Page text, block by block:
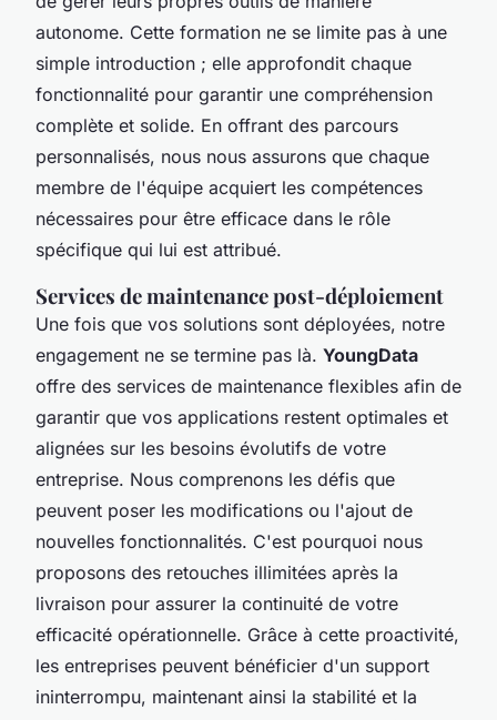
autonome. Cette formation ne se limite pas à une
simple introduction ; elle approfondit chaque
fonctionnalité pour garantir une compréhension
complète et solide. En offrant des parcours
personnalisés, nous nous assurons que chaque
membre de l'équipe acquiert les compétences
nécessaires pour être efficace dans le rôle
spécifique qui lui est attribué.
Services de maintenance post-déploiement
Une fois que vos solutions sont déployées, notre
engagement ne se termine pas là. YoungData
offre des services de maintenance flexibles afin de
garantir que vos applications restent optimales et
alignées sur les besoins évolutifs de votre
entreprise. Nous comprenons les défis que
peuvent poser les modifications ou l'ajout de
nouvelles fonctionnalités. C'est pourquoi nous
proposons des retouches illimitées après la
livraison pour assurer la continuité de votre
efficacité opérationnelle. Grâce à cette proactivité,
les entreprises peuvent bénéficier d'un support
ininterrompu, maintenant ainsi la stabilité et la